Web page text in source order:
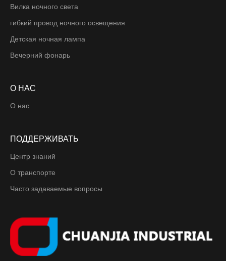
Вилка ночного света
гибкий провод ночного освещения
Детская ночная лампа
Вечерний фонарь
О НАС
О нас
ПОДДЕРЖИВАТЬ
Центр знаний
О транспорте
Часто задаваемые вопросы